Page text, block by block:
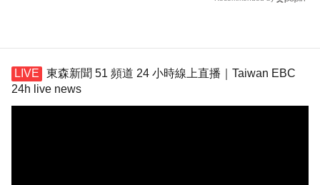
東森新聞 51 頻道 24 小時線上直播｜Taiwan EBC
24h live news